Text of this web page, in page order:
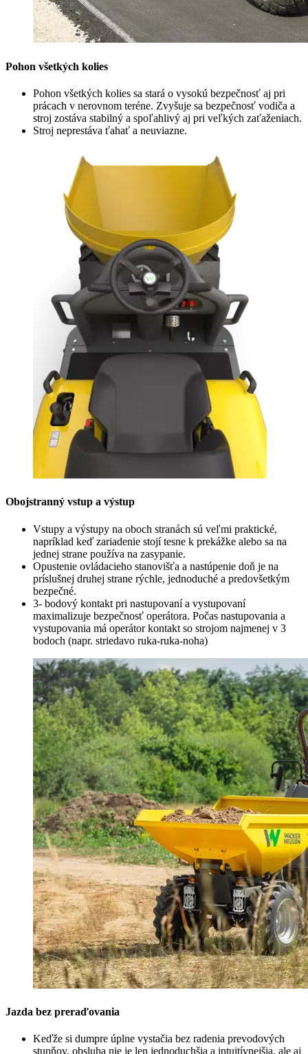
Pohon všetkých kolies
Pohon všetkých kolies sa stará o vysokú bezpečnosť aj pri
prácach v nerovnom teréne. Zvyšuje sa bezpečnosť vodiča a
stroj zostáva stabilný a spoľahlivý aj pri veľkých zaťaženiach.
Stroj neprestáva ťahať a neuviazne.
Obojstranný vstup a výstup
Vstupy a výstupy na oboch stranách sú veľmi praktické,
napríklad keď zariadenie stojí tesne k prekážke alebo sa na
jednej strane používa na zasypanie.
Opustenie ovládacieho stanovišťa a nastúpenie doň je na
príslušnej druhej strane rýchle, jednoduché a predovšetkým
bezpečné.
3- bodový kontakt pri nastupovaní a vystupovaní
maximalizuje bezpečnosť operátora. Počas nastupovania a
vystupovania má operátor kontakt so strojom najmenej v 3
bodoch (napr. striedavo ruka-ruka-noha)
Jazda bez preraďovania
Keďže si dumpre úplne vystačia bez radenia prevodových
stupňov, obsluha nie je len jednoduchšia a intuitívnejšia, ale aj